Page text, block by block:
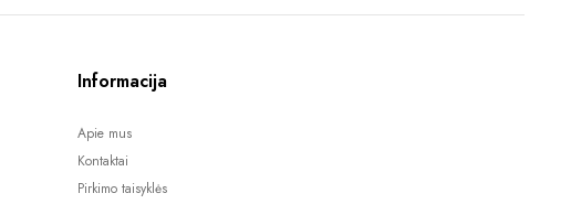
Informacija
Apie mus
Kontaktai
Pirkimo taisyklės